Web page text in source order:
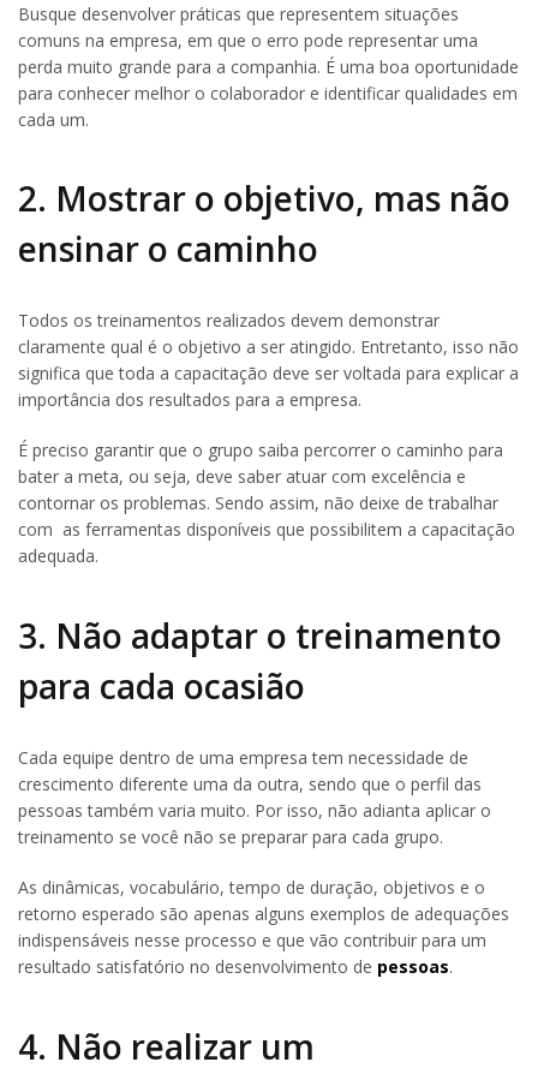
Busque desenvolver práticas que representem situações
comuns na empresa, em que o erro pode representar uma
perda muito grande para a companhia. É uma boa oportunidade
para conhecer melhor o colaborador e identificar qualidades em
cada um.
2. Mostrar o objetivo, mas não
ensinar o caminho
Todos os treinamentos realizados devem demonstrar
claramente qual é o objetivo a ser atingido. Entretanto, isso não
significa que toda a capacitação deve ser voltada para explicar a
importância dos resultados para a empresa.
É preciso garantir que o grupo saiba percorrer o caminho para
bater a meta, ou seja, deve saber atuar com excelência e
contornar os problemas. Sendo assim, não deixe de trabalhar
com as ferramentas disponíveis que possibilitem a capacitação
adequada.
3. Não adaptar o treinamento
para cada ocasião
Cada equipe dentro de uma empresa tem necessidade de
crescimento diferente uma da outra, sendo que o perfil das
pessoas também varia muito. Por isso, não adianta aplicar o
treinamento se você não se preparar para cada grupo.
As dinâmicas, vocabulário, tempo de duração, objetivos e o
retorno esperado são apenas alguns exemplos de adequações
indispensáveis nesse processo e que vão contribuir para um
resultado satisfatório no desenvolvimento de pessoas.
4. Não realizar um